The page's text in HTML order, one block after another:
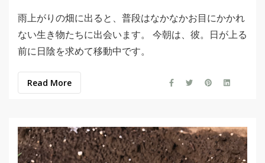
雨上がりの畑に出ると、普段はなかなかお目にかかれ
ない生き物たちに出会います。 今朝は、彼。日が上る
前に日陰を求めて移動中です。
Read More